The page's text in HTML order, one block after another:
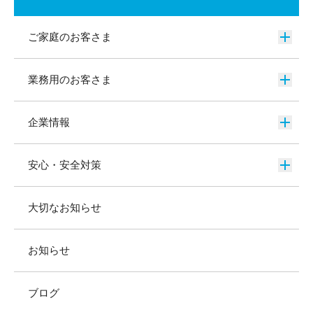
ご家庭のお客さま
業務用のお客さま
企業情報
安心・安全対策
大切なお知らせ
お知らせ
ブログ